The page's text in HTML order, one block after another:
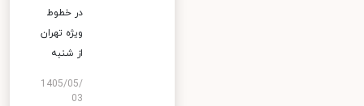
در خطوط
ویژه تهران
از شنبه
1405/05/
03